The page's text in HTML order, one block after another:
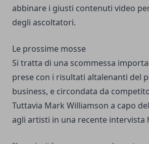
abbinare i giusti contenuti video
degli ascoltatori.
Le prossime mosse
Si tratta di una scommessa
prese con i risultati altalenanti del
business, e circondata da
Tuttavia Mark Williamson a capo
agli artisti in una recente intervista